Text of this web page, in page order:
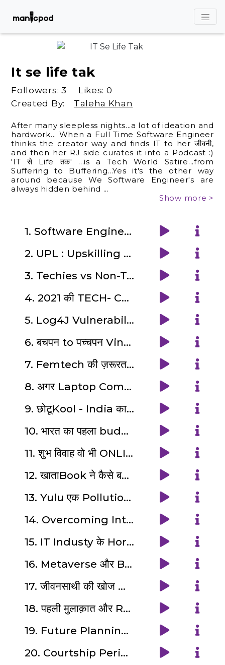
It se life tak
Followers: 3 Likes: 0
Created By:
Taleha Khan
After many sleepless nights...a lot of ideation and
hardwork... When a Full Time Software Engineer
thinks the creator way and finds IT to her जीवनी,
and then her RJ side curates it into a Podcast :)
'IT से Life तक' ...is a Tech World Satire...from
Suffering to Buffering...Yes it's the other way
around because We Software Engineer's are
always hidden behind ...
Show more >
1. Software Engineer : एक जादूगर !
2. UPL : Upskilling की Premier League
3. Techies vs Non-Techies का Shark Tank : महाEpisode|महाCollab:
4. 2021 की TECH- Catastrophies Rewind की रसम!
5. Log4J Vulnerability आहट की आफ़त से राहत !
6. बचपन to पच्चपन Vintage Tech की Everlasting यादें
7. Femtech की ज़रूरत क्यों ? Ft. Francesca Gearyl Stingl , PR/Marketer for Fermata Inc., Singapore
8. अगर Laptop Components को मिल जाए ज़बान ? !
9. छोटूKool - India का पहला budget cooling solution ? - Indian Disruptive Tech Series (1/5)
10. भारत का पहला budget Mobile Phone ? : Indian Disruptive Tech Series (2/5)
11. शुभ विवाह वो भी ONLINE ?: Indian Disruptive Tech Series (3/5)
12. खाताBook ने कैसे बनाया Small Businesses को Digital ? : Indian Disruptive Tech Series (4/5)
13. Yulu एक Pollution Free Solution ? : Indian Disruptive Tech Series (5/5)
14. Overcoming Internship & Coding का भूत with Google Gem : Deekshita Verma |भूतCast
15. IT Industy के Horrifying Experiences की कहानी ,IT Professionals की ज़ुबानी : Akash & Sonal|भूतCast
16. Metaverse और Bipasha का भूत |An Edutaining Audiodrama Awareness on Cybercrime | भूतCast
17. जीवनसाथी की खोज और PRELIMINARY ANALYSIS| SDLC और शादी SERIES (1/6)
18. पहली मुलाक़ात और REQUIREMENT ANALYSIS| SDLC और शादी SERIES (2/6)
19. Future Planning और DESIGN Phase | SDLC और शादी SERIES(3/6)
20. Courtship Period और DEVELOPMENT Phase |SDLC और शादी Series (4/6)